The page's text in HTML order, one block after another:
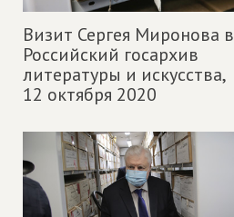
Визит Сергея Миронова в
Российский госархив
литературы и искусства,
12 октября 2020